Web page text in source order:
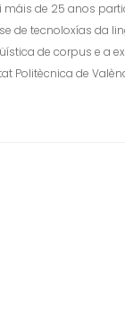
máis de 25 anos
de tecnoloxías da
de corpus e a
Politècnica de